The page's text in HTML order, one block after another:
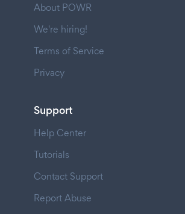
About POWR
We're hiring!
Terms of Service
Privacy
Support
Help Center
Tutorials
Contact Support
Report Abuse